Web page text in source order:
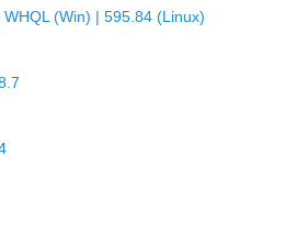
(Win) | 595.84 (Linux)